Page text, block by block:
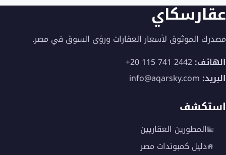
عقارسكاي
مصدرك الموثوق لأسعار العقارات ورؤى السوق في مصر.
الهاتف:+20 115 741 2442
البريد: info@aqarsky.com
استكشف
المطورين العقاريين
دليل كمبوندات مصر